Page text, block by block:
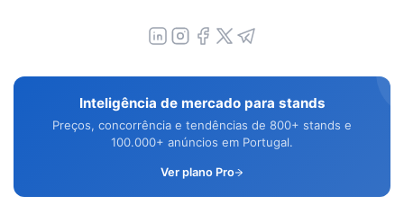
Inteligência de mercado para stands
Preços, concorrência e tendências de 800+ stands e
100.000+ anúncios em Portugal.
Ver plano Pro